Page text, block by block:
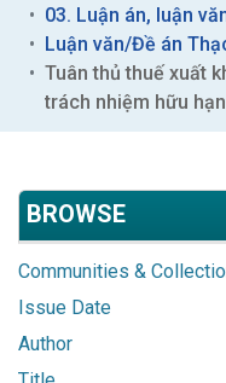
03. Luận án, luận
Luận văn/Đề án
Tuân thủ thuế xuất
trách nhiệm hữu
BROWSE
Communities &
Issue Date
Author